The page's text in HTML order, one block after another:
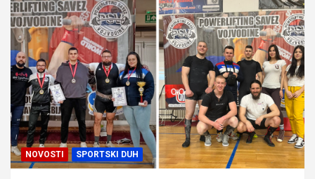
NOVOSTI SPORTSKI DUH